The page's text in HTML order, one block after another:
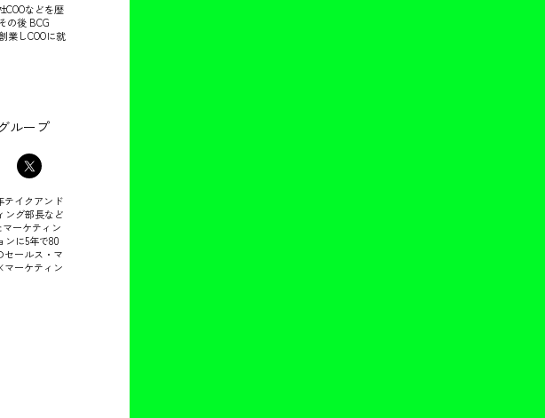
COOなどを歴
の後 BCG
業しCOOに就
ループ
テイクアンド
ング部長など
ーケティン
ンに5年で80
セールス・マ
ーケティン